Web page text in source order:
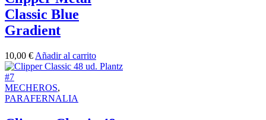
Classic Blue
Gradient
10,00 € Añadir al carrito
MECHEROS,
PARAFERNALIA